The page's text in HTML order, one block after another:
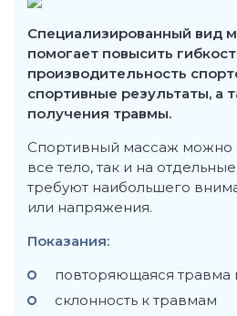
Специализированный вид
помогает повысить
производительность
спортивные результаты, а
получения травмы.
Спортивный массаж можно
все тело, так и на
требуют наибольшего
или напряжения.
Показания:
повторяющаяся
склонность к травмам